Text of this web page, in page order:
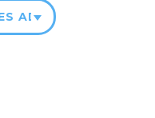
ADICIONAIS